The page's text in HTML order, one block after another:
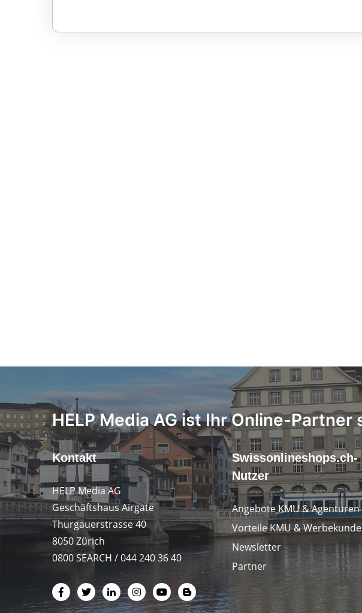
HELP Media AG ist Ihr Online-Partner
Kontakt
HELP Media AG
Geschäftshaus Airgate
Thurgauerstrasse 40
8050 Zürich
0800 SEARCH / 044 240 36 40
Swissonlineshops.ch-
Nutzer
Angebote KMU & Agenturen
Vorteile KMU &
Newsletter
Partner